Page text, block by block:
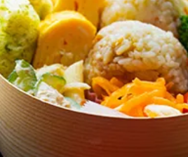
SDGs
SDGsへの取り組み